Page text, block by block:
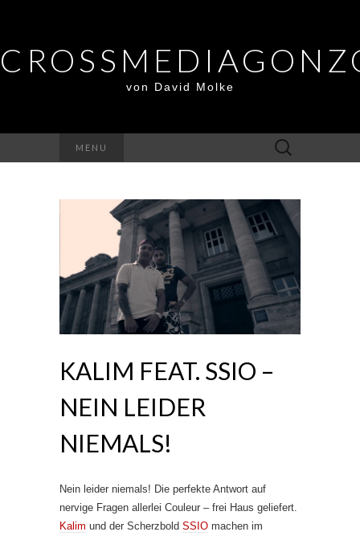
von David Molke
MENU
Suche
nach:
KALIM FEAT. SSIO –
NEIN LEIDER
NIEMALS!
Nein leider niemals! Die perfekte Antwort auf
nervige Fragen allerlei Couleur – frei Haus geliefert.
Kalim und der Scherzbold SSIO machen im